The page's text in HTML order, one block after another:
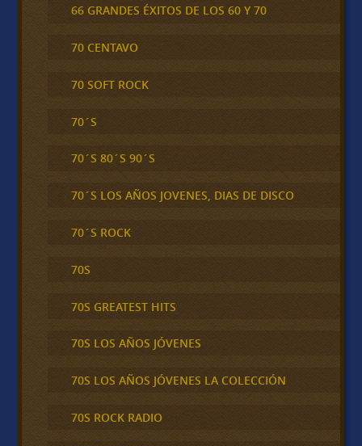
66 GRANDES ÉXITOS DE LOS 60 Y 70
70 CENTAVO
70 SOFT ROCK
70´S
70´S 80´S 90´S
70´S LOS AÑOS JOVENES, DIAS DE DISCO
70´S ROCK
70S
70S GREATEST HITS
70S LOS AÑOS JÓVENES
70S LOS AÑOS JÓVENES LA COLECCIÓN
70S ROCK RADIO